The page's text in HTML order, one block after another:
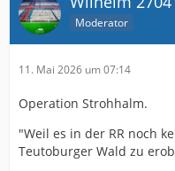
Moderator
11. Mai 2026 um 07:14
Operation Strohhalm.
"Weil es in der RR noch
Teutoburger Wald zu